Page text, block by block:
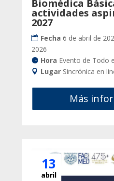
Biomédica
actividades
2027
Fecha 6 de abril de
2026
Hora Evento de Todo
Lugar Sincrónica en
Más
13
abril